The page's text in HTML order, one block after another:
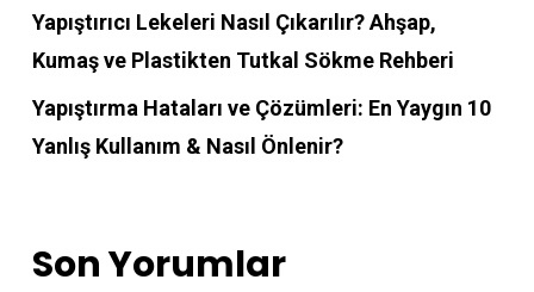
Yapıştırıcı Lekeleri Nasıl Çıkarılır? Ahşap,
Kumaş ve Plastikten Tutkal Sökme Rehberi
Yapıştırma Hataları ve Çözümleri: En Yaygın 10
Yanlış Kullanım & Nasıl Önlenir?
Son Yorumlar